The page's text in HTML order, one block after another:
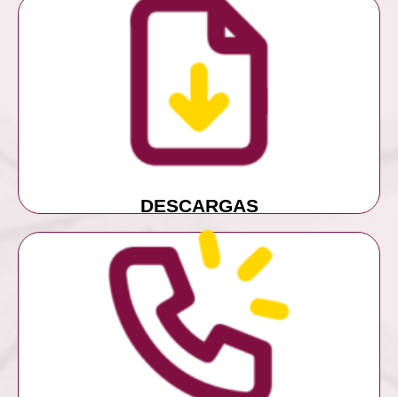
DESCARGAS
DESCARGAS
CONTACTO
MÁS INFORMACIÓN